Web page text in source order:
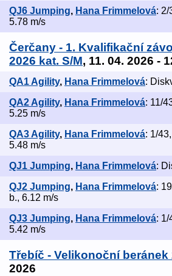
QJ6 Jumping, Hana Frimmelová: 2/
5.78 m/s
Čerčany - 1. Kvalifikační
2026 kat. S/M, 11. 04. 2026 -
QA1 Agility, Hana Frimmelová:
QA2 Agility, Hana Frimmelová: 11/
5.25 m/s
QA3 Agility, Hana Frimmelová: 1/
5.48 m/s
QJ1 Jumping, Hana Frimmelová:
QJ2 Jumping, Hana Frimmelová:
b., 6.12 m/s
QJ3 Jumping, Hana Frimmelová: 1/
5.42 m/s
Třebíč - Velikonoční beránek
2026